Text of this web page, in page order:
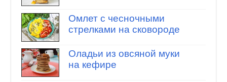
Омлет с чесночными
стрелками на сковороде
Оладьи из овсяной муки
на кефире